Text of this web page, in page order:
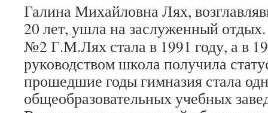
Галина Михайловна Лях,
20 лет, ушла на заслуженный
№2 Г.М.Лях стала в 1991 году, а в
руководством школа получила
прошедшие годы гимназия стала
общеобразовательных учебных